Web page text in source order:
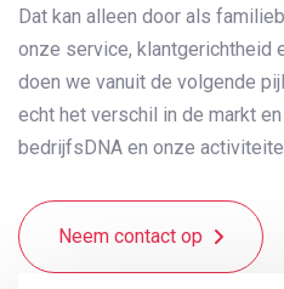
Dat kan alleen door als
onze service, klantgerichtheid
doen we vanuit de volgende
echt het verschil in de markt
bedrijfsDNA en onze
Neem contact op